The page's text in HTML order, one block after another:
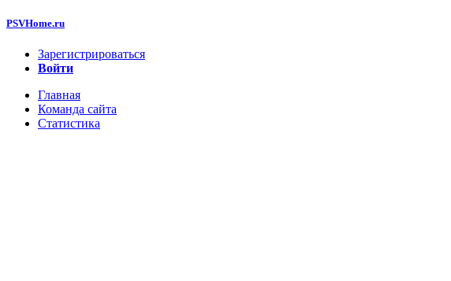
PSVHome.ru
Зарегистрироваться
Войти
Главная
Команда сайта
Статистика